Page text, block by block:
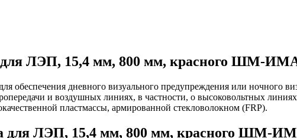
для ЛЭП, 15,4 мм, 800 мм, красного ШМ-
обеспечения дневного визуального предупреждения или ночного
и воздушных линиях, в частности, о высоковольтных
пластмассы, армированной стекловолокном (FRP).
для ЛЭП, 15,4 мм, 800 мм, красного ШМ-